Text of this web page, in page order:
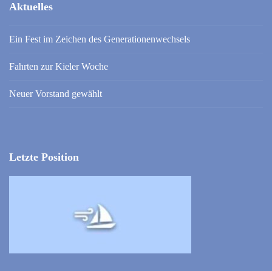
Aktuelles
Ein Fest im Zeichen des Generationenwechsels
Fahrten zur Kieler Woche
Neuer Vorstand gewählt
Letzte Position